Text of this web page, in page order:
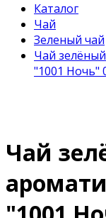
Каталог
Чай
Зеленый чай
Чай
"1001 Ночь"
Чай